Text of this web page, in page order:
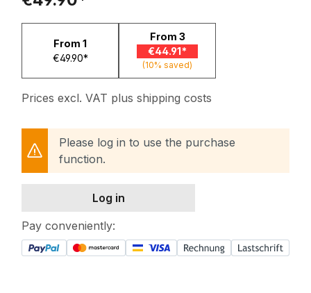
From 1
€49.90*
From 3
€44.91*
(10% saved)
Prices excl. VAT plus shipping costs
Please log in to use the purchase
function.
Log in
Pay conveniently: